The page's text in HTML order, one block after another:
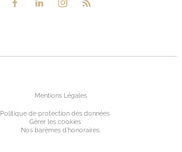
Mentions Légales
Politique de protection des données
Gérer les cookies
Nos barèmes d'honoraires